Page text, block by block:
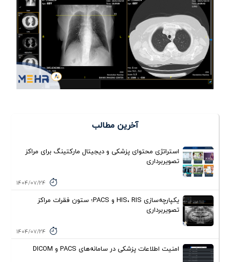
آخرین مطالب
استراتژی محتوای پزشکی و دیجیتال مارکتینگ برای مراکز
تصویربرداری
1404/07/24
یکپارچه‌سازی HIS، RIS و PACS؛ ستون فقرات مراکز
تصویربرداری
1404/07/24
امنیت اطلاعات پزشکی در سامانه‌های PACS و DICOM